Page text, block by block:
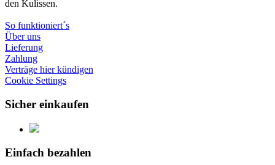
den Kulissen.
So funktioniert´s
Über uns
Lieferung
Zahlung
Verträge hier kündigen
Cookie Settings
Sicher einkaufen
Einfach bezahlen